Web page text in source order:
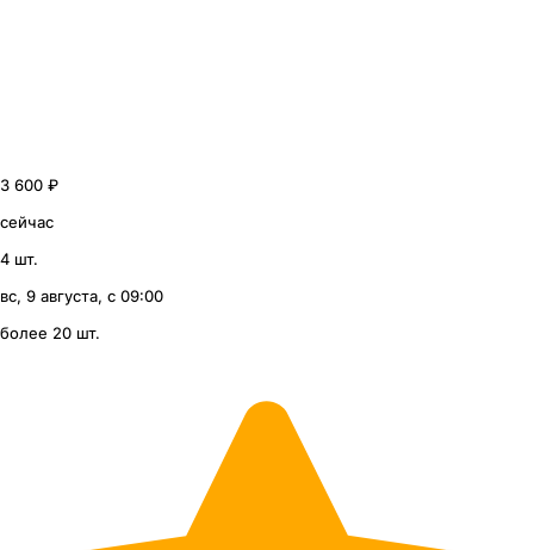
3 600 ₽
сейчас
4 шт.
вс, 9 августа, с 09:00
более 20 шт.